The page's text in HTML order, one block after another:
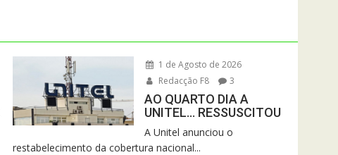
1 de Agosto de 2026
Redacção F8
3
AO QUARTO DIA A
UNITEL… RESSUSCITOU
A Unitel anunciou o
restabelecimento da cobertura nacional...